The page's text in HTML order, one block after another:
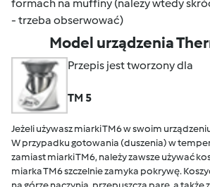
formach na muffiny (nalezy wtedy
- trzeba obserwować)
Model urządzenia
Przepis jest tworzony dla
TM 5
Jeżeli używasz miarki TM6 w swoim
W przypadku gotowania (duszenia) w
zamiast miarki TM6, należy zawsze używać
miarka TM6 szczelnie zamyka pokrywę.